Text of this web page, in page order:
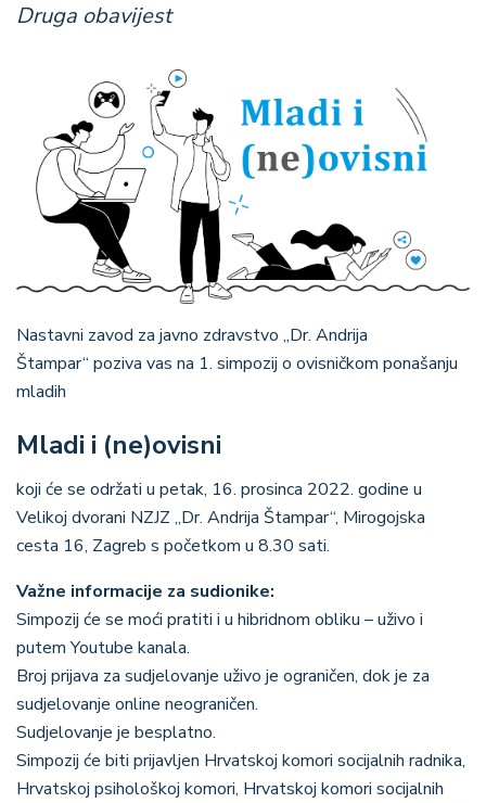
Druga obavijest
Nastavni zavod za javno zdravstvo „Dr. Andrija
Štampar“ poziva vas na 1. simpozij o ovisničkom ponašanju
mladih
Mladi i (ne)ovisni
koji će se održati u petak, 16. prosinca 2022. godine u
Velikoj dvorani NZJZ „Dr. Andrija Štampar“, Mirogojska
cesta 16, Zagreb s početkom u 8.30 sati.
Važne informacije za sudionike:
Simpozij će se moći pratiti i u hibridnom obliku – uživo i
putem Youtube kanala.
Broj prijava za sudjelovanje uživo je ograničen, dok je za
sudjelovanje online neograničen.
Sudjelovanje je besplatno.
Simpozij će biti prijavljen Hrvatskoj komori socijalnih radnika,
Hrvatskoj psihološkoj komori, Hrvatskoj komori socijalnih